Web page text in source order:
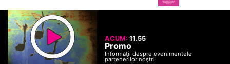
ACUM:11.55
Promo
Informaţii despre evenimentele
partenerilor noştri